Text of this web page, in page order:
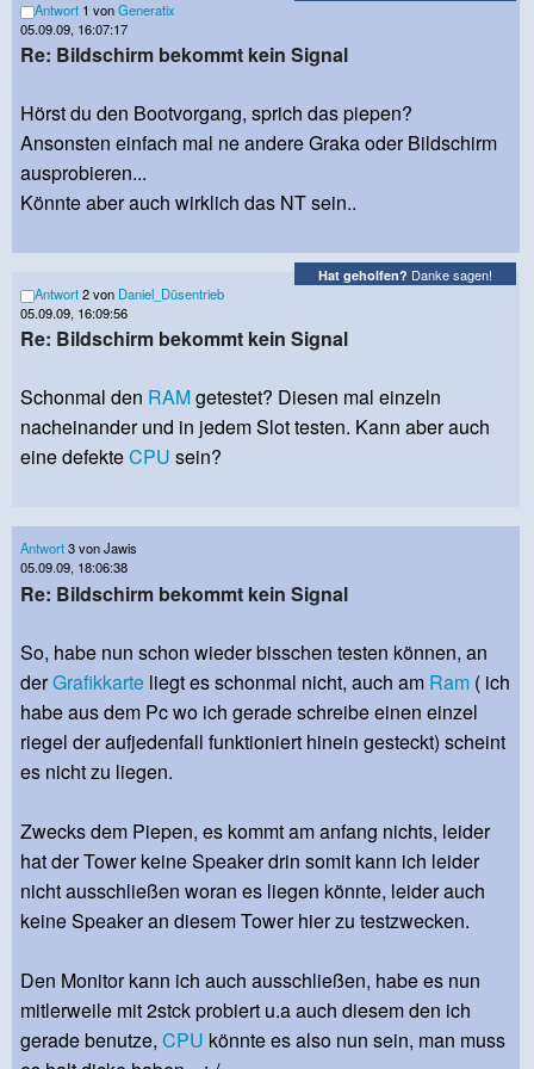
Antwort 1 vonGeneratix
05.09.09, 16:07:17
Re: Bildschirm bekommt kein Signal
Hörst du den Bootvorgang, sprich das piepen?
Ansonsten einfach mal ne andere Graka oder Bildschirm
ausprobieren...
Könnte aber auch wirklich das NT sein..
Hat geholfen? Danke sagen!
Antwort2 von Daniel_Düsentrieb
05.09.09, 16:09:56
Re: Bildschirm bekommt kein Signal
Schonmal den RAMgetestet? Diesen mal einzeln
nacheinander und in jedem Slot testen. Kann aber auch
eine defekteCPU sein?
Antwort3 von Jawis
05.09.09, 18:06:38
Re: Bildschirm bekommt kein Signal
So, habe nun schon wieder bisschen testen können, an
derGrafikkarte liegt es schonmal nicht, auch am Ram ( ich
habe aus dem Pc wo ich gerade schreibe einen einzel
riegel der aufjedenfall funktioniert hinein gesteckt) scheint
es nicht zu liegen.
Zwecks dem Piepen, es kommt am anfang nichts, leider
hat der Tower keine Speaker drin somit kann ich leider
nicht ausschließen woran es liegen könnte, leider auch
keine Speaker an diesem Tower hier zu testzwecken.
Den Monitor kann ich auch ausschließen, habe es nun
mitlerweile mit 2stck probiert u.a auch diesem den ich
gerade benutze, CPU könnte es also nun sein, man muss